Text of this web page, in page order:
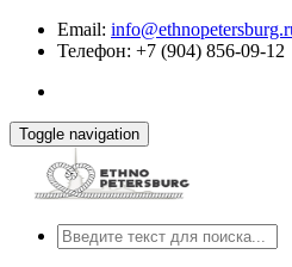
Email:
Телефон: +7 (904) 856-09-12
Toggle navigation